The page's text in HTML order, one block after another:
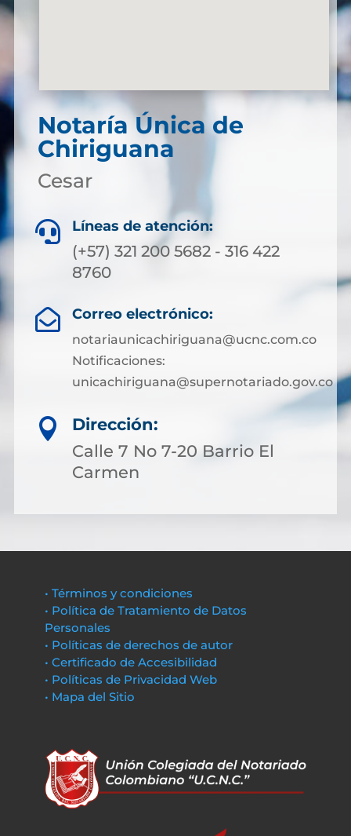
Notaría Única de
Chiriguana
Cesar
 Líneas de atención:
(+57) 321 200 5682 - 316 422
8760
 Correo electrónico:
notariaunicachiriguana@ucnc.com.co
Notificaciones:
unicachiriguana@supernotariado.gov.co

Dirección:
Calle 7 No 7-20 Barrio El
Carmen
• Términos y condiciones
• Política de Tratamiento de Datos
Personales
• Políticas de derechos de autor
• Certificado de Accesibilidad
• Políticas de Privacidad Web
• Mapa del Sitio